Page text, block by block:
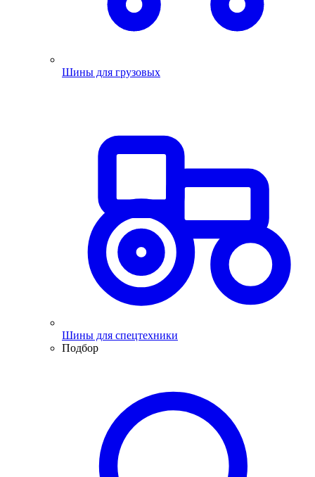
Шины для грузовых
Шины для спецтехники
Подбор